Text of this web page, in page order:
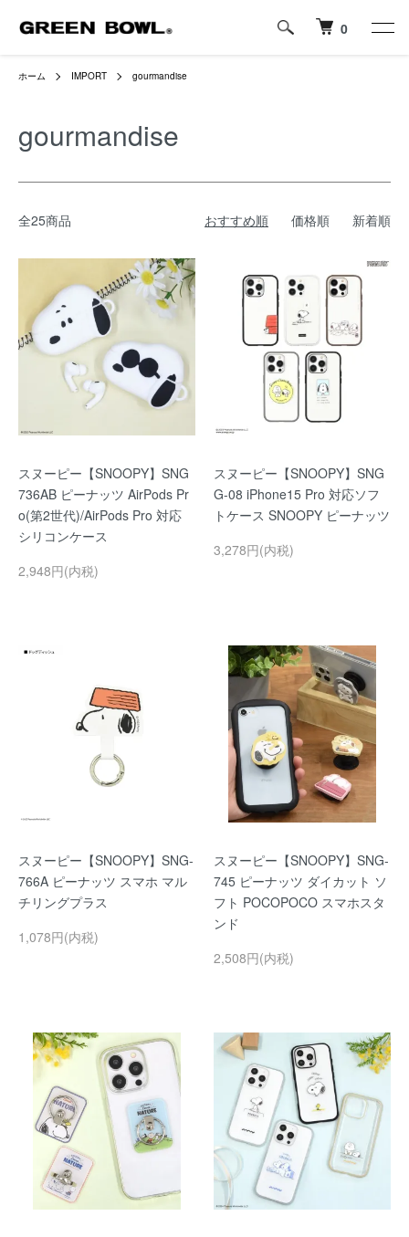
0
ホーム IMPORT gourmandise
gourmandise
全25商品 おすすめ順 価格順 新着順
スヌーピー【SNOOPY】SNG
736AB ピーナッツ AirPods Pr
o(第2世代)/AirPods Pro 対応
シリコンケース
2,948円(内税)
スヌーピー【SNOOPY】SNG
G-08 iPhone15 Pro 対応ソフ
トケース SNOOPY ピーナッツ
3,278円(内税)
スヌーピー【SNOOPY】SNG-
766A ピーナッツ スマホ マル
チリングプラス
1,078円(内税)
スヌーピー【SNOOPY】SNG-
745 ピーナッツ ダイカット ソ
フト POCOPOCO スマホスタ
ンド
2,508円(内税)